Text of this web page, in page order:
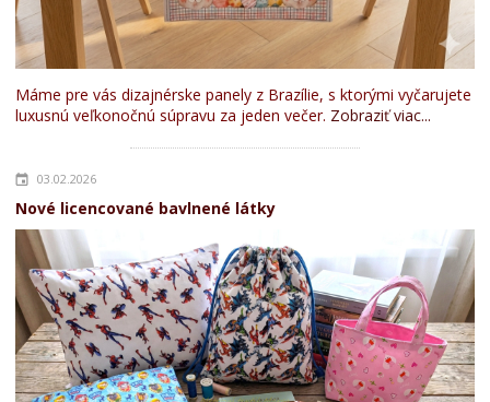
Máme pre vás dizajnérske panely z Brazílie, s ktorými vyčarujete
luxusnú veľkonočnú súpravu za jeden večer. Zobraziť viac...
03.02.2026
Nové licencované bavlnené látky